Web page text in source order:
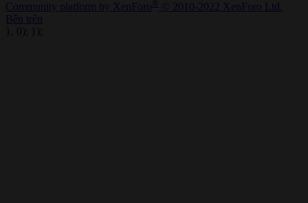
Community platform by XenForo
© 2010-2022 XenForo Ltd.
Bên trên
}, 0); });